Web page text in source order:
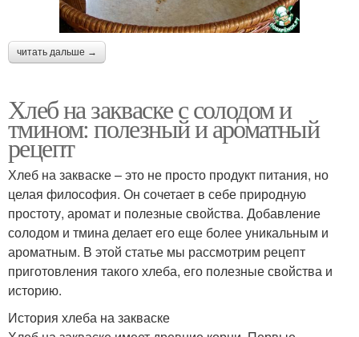
читать дальше →
Хлеб на закваске с солодом и
тмином: полезный и ароматный
рецепт
Хлеб на закваске – это не просто продукт питания, но
целая философия. Он сочетает в себе природную
простоту, аромат и полезные свойства. Добавление
солодом и тмина делает его еще более уникальным и
ароматным. В этой статье мы рассмотрим рецепт
приготовления такого хлеба, его полезные свойства и
историю.
История хлеба на закваске